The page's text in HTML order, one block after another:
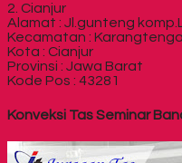
2. Cianjur
Alamat : Jl.gunteng
Kecamatan :
Kota : Cianjur
Provinsi : Jawa Barat
Kode Pos : 43281
Konveksi Tas Seminar